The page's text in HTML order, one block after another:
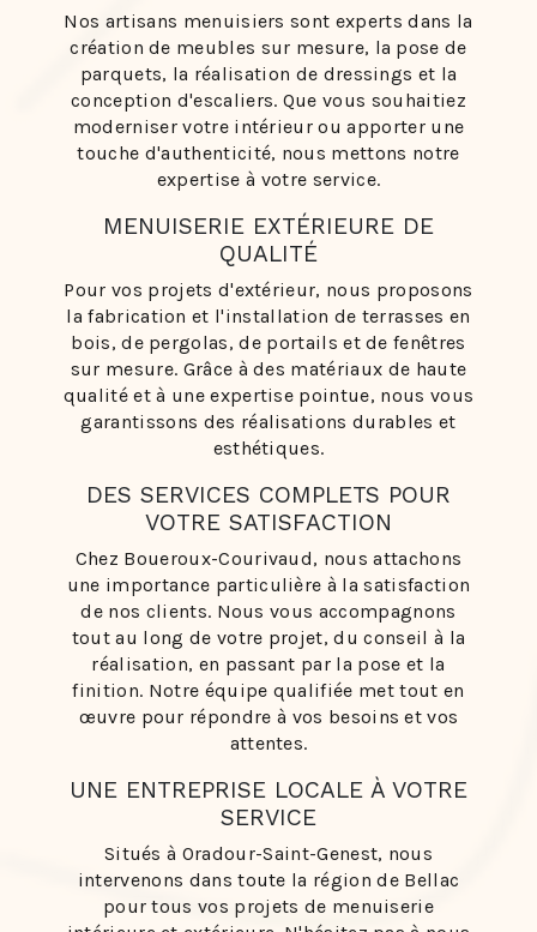
Nos artisans menuisiers sont experts dans la
création de meubles sur mesure, la pose de
parquets, la réalisation de dressings et la
conception d'escaliers. Que vous souhaitiez
moderniser votre intérieur ou apporter une
touche d'authenticité, nous mettons notre
expertise à votre service.
MENUISERIE EXTÉRIEURE DE
QUALITÉ
Pour vos projets d'extérieur, nous proposons
la fabrication et l'installation de terrasses en
bois, de pergolas, de portails et de fenêtres
sur mesure. Grâce à des matériaux de haute
qualité et à une expertise pointue, nous vous
garantissons des réalisations durables et
esthétiques.
DES SERVICES COMPLETS POUR
VOTRE SATISFACTION
Chez Boueroux-Courivaud, nous attachons
une importance particulière à la satisfaction
de nos clients. Nous vous accompagnons
tout au long de votre projet, du conseil à la
réalisation, en passant par la pose et la
finition. Notre équipe qualifiée met tout en
œuvre pour répondre à vos besoins et vos
attentes.
UNE ENTREPRISE LOCALE À VOTRE
SERVICE
Situés à Oradour-Saint-Genest, nous
intervenons dans toute la région de Bellac
pour tous vos projets de menuiserie